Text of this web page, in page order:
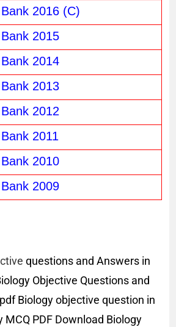
2016 (C)
2015
2014
2013
2012
2011
2010
2009
questions and Answers in
Objective Questions and
Biology objective question in
MCQ PDF Download Biology